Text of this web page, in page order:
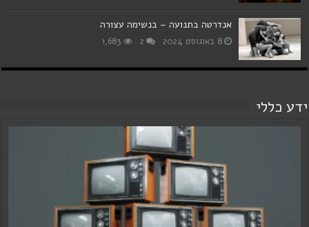
אנדרטה בתנועה – בנשימה עצורה
8 באוגוסט 2024 2
1,683
ידע כללי